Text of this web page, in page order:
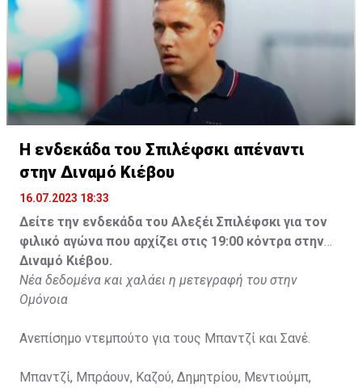
Η ενδεκάδα του Σπιλέφσκι απέναντι
στην Διναμό Κιέβου
16.07.2023 18:33
Δείτε την ενδεκάδα του Αλεξέι Σπιλέφσκι για τον
φιλικό αγώνα που αρχίζει στις 19:00 κόντρα στην
Διναμό Κιέβου.
Νέα δεδομένα και χαλάει η μετεγραφή του στην
Ομόνοια
Ανεπίσημο ντεμπούτο για τους Μπαντζί και Σανέ.
Μπαντζί, Μπράουν, Καζού, Δημητρίου, Μεντιούμπ,